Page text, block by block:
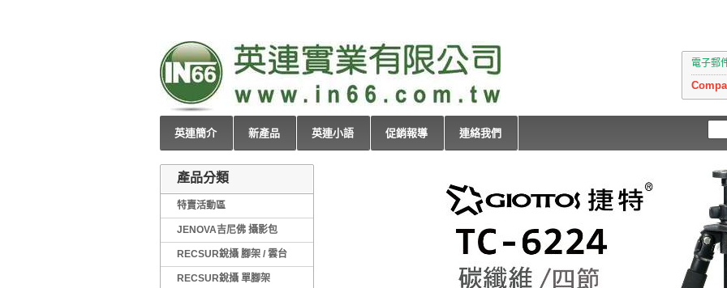
英連簡介 新產品 英連小語 促銷報導 連絡我們
電子郵
產品分類
特賣活動區
JENOVA吉尼佛 攝影包
RECSUR銳攝 腳架 / 雲台
RECSUR銳攝 單腳架